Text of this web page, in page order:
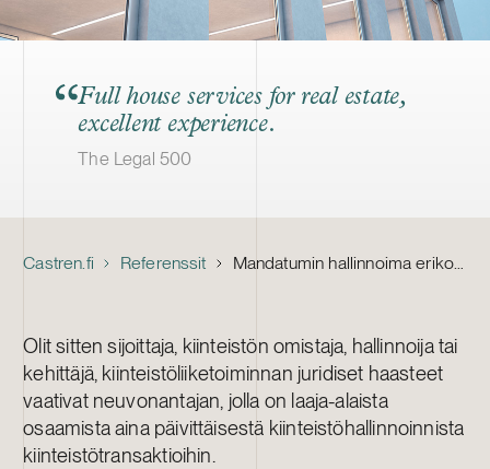
Full house services for real estate,
excellent experience.
The Legal 500
Castren.fi Referenssit Mandatumin hallinnoima erikoissijoitusrahasto – PMK-talon myynti
Olit sitten sijoittaja, kiinteistön omistaja, hallinnoija tai
kehittäjä, kiinteistöliiketoiminnan juridiset haasteet
vaativat neuvonantajan, jolla on laaja-alaista
osaamista aina päivittäisestä kiinteistöhallinnoinnista
kiinteistötransaktioihin.